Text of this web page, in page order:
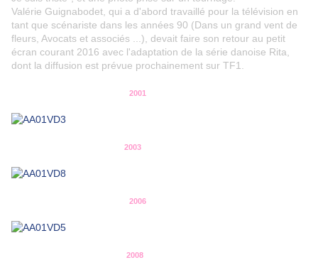
Valérie Guignabodet, qui a d'abord travaillé pour la télévision en
tant que scénariste dans les années 90 (Dans un grand vent de
fleurs, Avocats et associés ...), devait faire son retour au petit
écran courant 2016 avec l'adaptation de la série danoise Rita,
dont la diffusion est prévue prochainement sur TF1.
2001
2003
2006
2008